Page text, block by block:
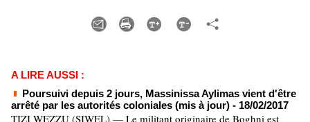
A LIRE AUSSI :
Poursuivi depuis 2 jours, Massinissa Aylimas vient d'être
arrêté par les autorités coloniales (mis à jour) - 18/02/2017
TIZI WEZZU (SIWEL) — Le militant originaire de Boghni est